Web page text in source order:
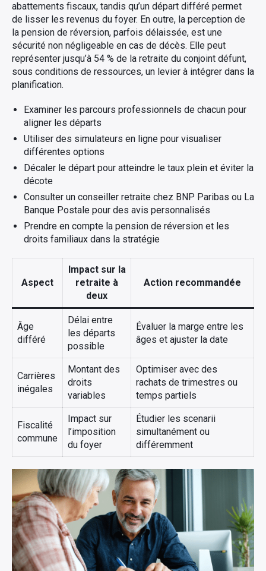
abattements fiscaux, tandis qu’un départ différé permet
de lisser les revenus du foyer. En outre, la perception de
la pension de réversion, parfois délaissée, est une
sécurité non négligeable en cas de décès. Elle peut
représenter jusqu’à 54 % de la retraite du conjoint défunt,
sous conditions de ressources, un levier à intégrer dans la
planification.
Examiner les parcours professionnels de chacun pour
aligner les départs
Utiliser des simulateurs en ligne pour visualiser
différentes options
Décaler le départ pour atteindre le taux plein et éviter la
décote
Consulter un conseiller retraite chez BNP Paribas ou La
Banque Postale pour des avis personnalisés
Prendre en compte la pension de réversion et les
droits familiaux dans la stratégie
Aspect
Impact sur la
retraite à
deux
Action recommandée
Âge
différé
Délai entre
les départs
possible
Évaluer la marge entre les
âges et ajuster la date
Carrières
inégales
Montant des
droits
variables
Optimiser avec des
rachats de trimestres ou
temps partiels
Fiscalité
commune
Impact sur
l’imposition
du foyer
Étudier les scenarii
simultanément ou
différemment